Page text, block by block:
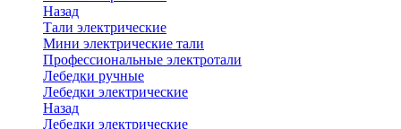
Назад
Тали электрические
Мини электрические тали
Профессиональные электротали
Лебедки ручные
Лебедки электрические
Назад
Лебедки электрические